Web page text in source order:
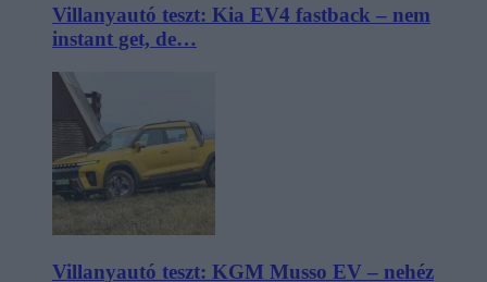
Villanyautó teszt: Kia EV4 fastback – nem
instant get, de…
Villanyautó teszt: KGM Musso EV – nehéz